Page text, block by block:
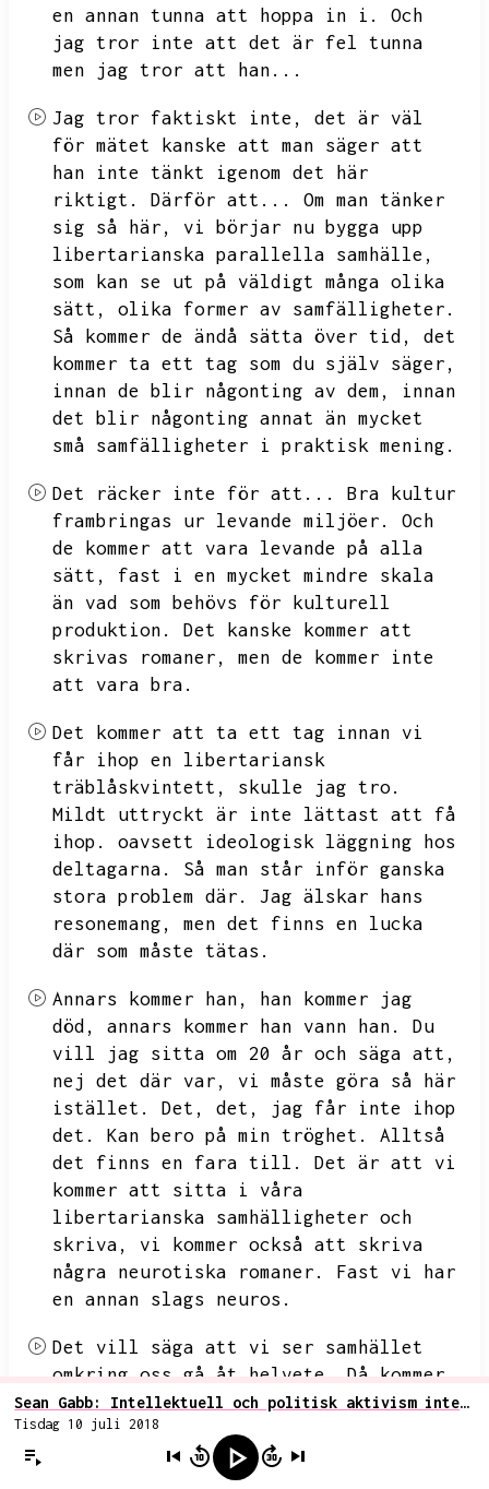
en annan tunna att hoppa in i.
Och
jag tror inte att det är fel tunna
men jag tror att han...
Jag tror faktiskt inte,
det är väl
för mätet kanske att man säger att
han inte tänkt igenom det här
riktigt.
Därför att...
Om man tänker
sig så här,
vi börjar nu bygga upp
libertarianska parallella samhälle,
som kan se ut på väldigt många olika
sätt,
olika former av samfälligheter.
Så kommer de ändå sätta över tid,
det
kommer ta ett tag som du själv säger,
innan de blir någonting av dem,
innan
det blir någonting annat än mycket
små samfälligheter i praktisk mening.
Det räcker inte för att...
Bra kultur
frambringas ur levande miljöer.
Och
de kommer att vara levande på alla
sätt,
fast i en mycket mindre skala
än vad som behövs för kulturell
produktion.
Det kanske kommer att
skrivas romaner,
men de kommer inte
att vara bra.
Det kommer att ta ett tag innan vi
får ihop en libertariansk
träblåskvintett,
skulle jag tro.
Mildt uttryckt är inte lättast att få
ihop.
oavsett ideologisk läggning hos
deltagarna.
Så man står inför ganska
stora problem där.
Jag älskar hans
resonemang,
men det finns en lucka
där som måste tätas.
Annars kommer han,
han kommer jag
död,
annars kommer han vann han.
Du
vill jag sitta om 20 år och säga att,
nej det där var,
vi måste göra så här
istället.
Det, det,
jag får inte ihop
det.
Kan bero på min tröghet.
Alltså
det finns en fara till.
Det är att vi
kommer att sitta i våra
libertarianska samhälligheter och
skriva,
vi kommer också att skriva
några neurotiska romaner.
Fast vi har
en annan slags neuros.
Det vill säga att vi ser samhället
omkring oss gå åt helvete.
Då kommer
man skriva långa dikter på oss om
västerlandets undergång.
vara neurotiska på vårt sätt.
behövs är ju en...
Sean Gabb: Intellektuell och politisk aktivism inte tillräckligt för kulturellt paradigmskifte
Tisdag 10 juli 2018